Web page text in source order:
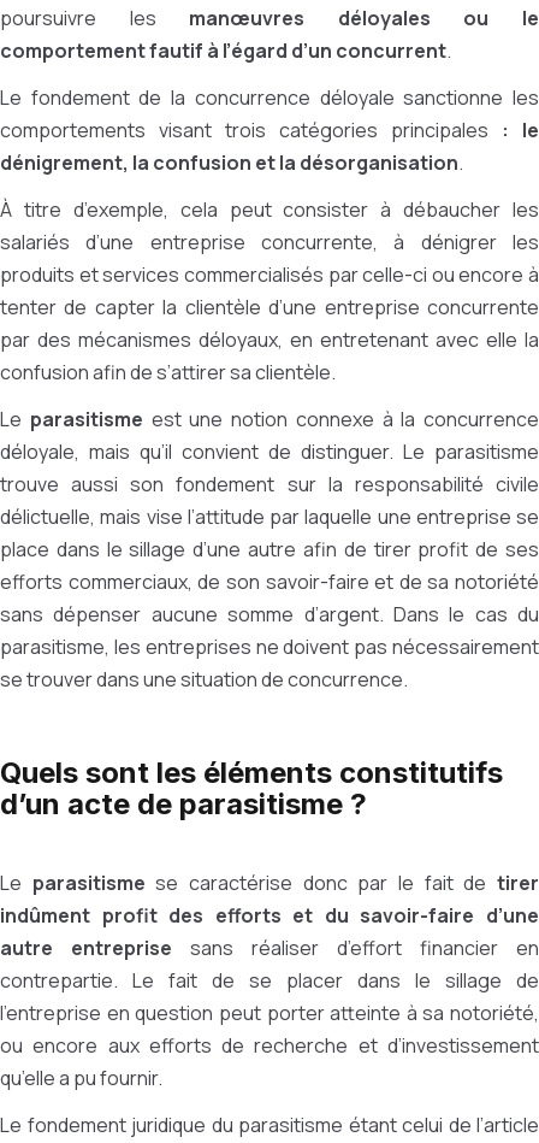
poursuivre les manœuvres déloyales ou le
comportement fautif à l’égard d’un concurrent.
Le fondement de la concurrence déloyale sanctionne les
comportements visant trois catégories principales : le
dénigrement, la confusion et la désorganisation.
À titre d’exemple, cela peut consister à débaucher les
salariés d’une entreprise concurrente, à dénigrer les
produits et services commercialisés par celle-ci ou encore à
tenter de capter la clientèle d’une entreprise concurrente
par des mécanismes déloyaux, en entretenant avec elle la
confusion afin de s’attirer sa clientèle.
Le parasitisme est une notion connexe à la concurrence
déloyale, mais qu’il convient de distinguer. Le parasitisme
trouve aussi son fondement sur la responsabilité civile
délictuelle, mais vise l’attitude par laquelle une entreprise se
place dans le sillage d’une autre afin de tirer profit de ses
efforts commerciaux, de son savoir-faire et de sa notoriété
sans dépenser aucune somme d’argent. Dans le cas du
parasitisme, les entreprises ne doivent pas nécessairement
se trouver dans une situation de concurrence.
Quels sont les éléments constitutifs
d’un acte de parasitisme ?
Le parasitisme se caractérise donc par le fait detirer
indûment profit des efforts et du savoir-faire d’une
autre entreprise sans réaliser d’effort financier en
contrepartie. Le fait de se placer dans le sillage de
l’entreprise en question peut porter atteinte à sa notoriété,
ou encore aux efforts de recherche et d’investissement
qu’elle a pu fournir.
Le fondement juridique du parasitisme étant celui de l’article